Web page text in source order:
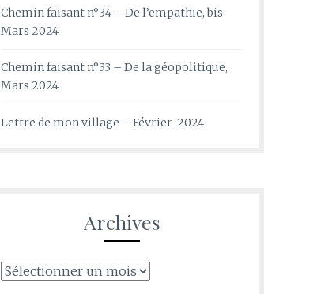
Chemin faisant n°34 – De l’empathie, bis
Mars 2024
Chemin faisant n°33 – De la géopolitique,
Mars 2024
Lettre de mon village – Février 2024
Archives
Archives